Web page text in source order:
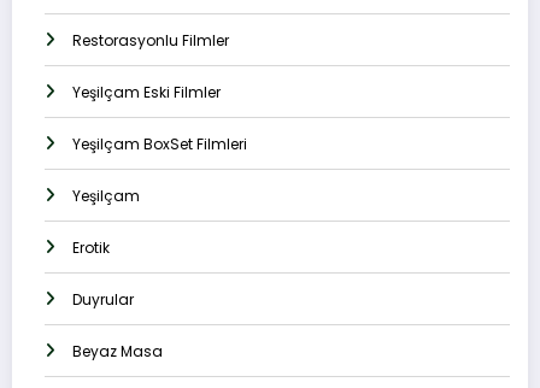
Restorasyonlu Filmler
Yeşilçam Eski Filmler
Yeşilçam BoxSet Filmleri
Yeşilçam
Erotik
Duyrular
Beyaz Masa